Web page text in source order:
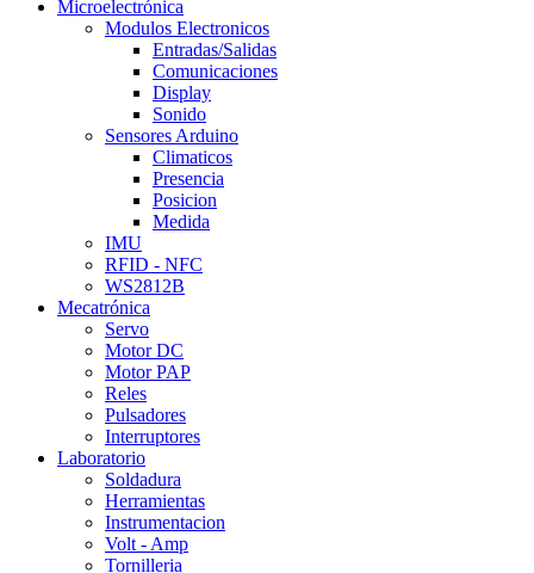
Microelectrónica
Modulos Electronicos
Entradas/Salidas
Comunicaciones
Display
Sonido
Sensores Arduino
Climaticos
Presencia
Posicion
Medida
IMU
RFID - NFC
WS2812B
Mecatrónica
Servo
Motor DC
Motor PAP
Reles
Pulsadores
Interruptores
Laboratorio
Soldadura
Herramientas
Instrumentacion
Volt - Amp
Tornilleria